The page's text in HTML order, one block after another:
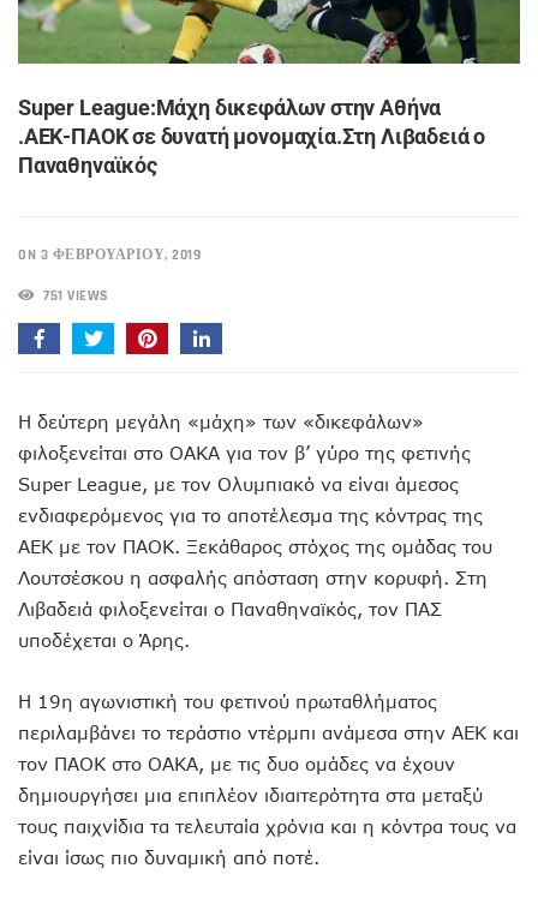
Super League:Μάχη δικεφάλων στην Αθήνα
.ΑΕΚ-ΠΑΟΚ σε δυνατή μονομαχία.Στη Λιβαδειά ο
Παναθηναϊκός
ON 3 ΦΕΒΡΟΥΑΡΊΟΥ, 2019
751 VIEWS
Η δεύτερη μεγάλη «μάχη» των «δικεφάλων»
φιλοξενείται στο ΟΑΚΑ για τον β’ γύρο της φετινής
Super League, με τον Ολυμπιακό να είναι άμεσος
ενδιαφερόμενος για το αποτέλεσμα της κόντρας της
ΑΕΚ με τον ΠΑΟΚ. Ξεκάθαρος στόχος της ομάδας του
Λουτσέσκου η ασφαλής απόσταση στην κορυφή. Στη
Λιβαδειά φιλοξενείται ο Παναθηναϊκός, τον ΠΑΣ
υποδέχεται ο Άρης.
Η 19η αγωνιστική του φετινού πρωταθλήματος
περιλαμβάνει το τεράστιο ντέρμπι ανάμεσα στην ΑΕΚ και
τον ΠΑΟΚ στο ΟΑΚΑ, με τις δυο ομάδες να έχουν
δημιουργήσει μια επιπλέον ιδιαιτερότητα στα μεταξύ
τους παιχνίδια τα τελευταία χρόνια και η κόντρα τους να
είναι ίσως πιο δυναμική από ποτέ.